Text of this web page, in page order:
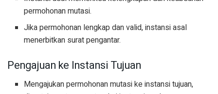
permohonan mutasi.
Jika permohonan lengkap dan valid, instansi asal
menerbitkan surat pengantar.
Pengajuan ke Instansi Tujuan
Mengajukan permohonan mutasi ke instansi tujuan,